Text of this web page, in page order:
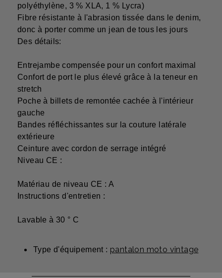
polyéthylène, 3 % XLA, 1 % Lycra)
Fibre résistante à l'abrasion tissée dans le denim,
donc à porter comme un jean de tous les jours
Des détails:
Entrejambe compensée pour un confort maximal
Confort de port le plus élevé grâce à la teneur en
stretch
Poche à billets de remontée cachée à l'intérieur
gauche
Bandes réfléchissantes sur la couture latérale
extérieure
Ceinture avec cordon de serrage intégré
Niveau CE :
Matériau de niveau CE : A
Instructions d'entretien :
Lavable à 30 ° C
Type d'équipement : pantalon moto vintage